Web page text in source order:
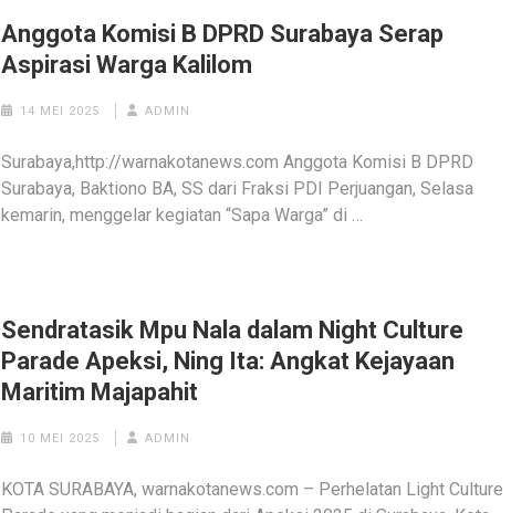
Anggota Komisi B DPRD Surabaya Serap
Aspirasi Warga Kalilom
14 MEI 2025 ADMIN
Surabaya,http://warnakotanews.com Anggota Komisi B DPRD
Surabaya, Baktiono BA, SS dari Fraksi PDI Perjuangan, Selasa
kemarin, menggelar kegiatan “Sapa Warga” di …
Sendratasik Mpu Nala dalam Night Culture
Parade Apeksi, Ning Ita: Angkat Kejayaan
Maritim Majapahit
10 MEI 2025 ADMIN
KOTA SURABAYA, warnakotanews.com – Perhelatan Light Culture